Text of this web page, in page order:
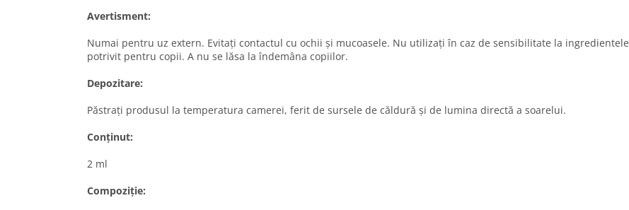
Avertisment:
Numai pentru uz extern. Evitați contactul cu ochii și mucoasele. Nu utilizați în caz de sensibilitate la
potrivit pentru copii. A nu se lăsa la îndemâna copiilor.
Depozitare:
Păstrați produsul la temperatura camerei, ferit de sursele de căldură și de lumina directă a soarelui.
Conținut:
2 ml
Compoziție: